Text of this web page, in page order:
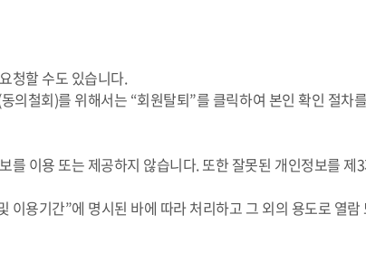
청할 수도 있습니다.
의철회)를 위해서는 “회원탈퇴”를 클릭하여 본인 확인 절차
이용 또는 제공하지 않습니다. 또한 잘못된 개인정보를 제
용기간”에 명시된 바에 따라 처리하고 그 외의 용도로 열